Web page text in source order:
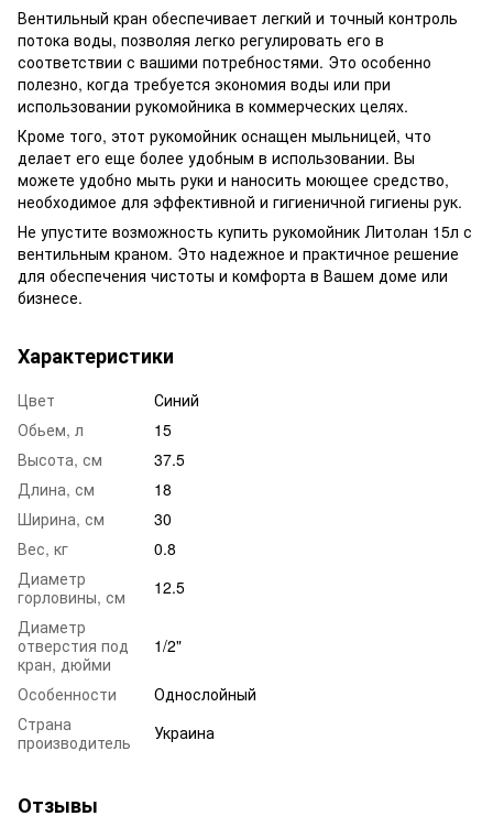
Вентильный кран обеспечивает легкий и точный контроль
потока воды, позволяя легко регулировать его в
соответствии с вашими потребностями. Это особенно
полезно, когда требуется экономия воды или при
использовании рукомойника в коммерческих целях.
Кроме того, этот рукомойник оснащен мыльницей, что
делает его еще более удобным в использовании. Вы
можете удобно мыть руки и наносить моющее средство,
необходимое для эффективной и гигиеничной гигиены рук.
Не упустите возможность купить рукомойник Литолан 15л с
вентильным краном. Это надежное и практичное решение
для обеспечения чистоты и комфорта в Вашем доме или
бизнесе.
Характеристики
Цвет
Синий
Обьем, л
15
Высота, см
37.5
Длина, см
18
Ширина, см
30
Вес, кг
0.8
Диаметр
горловины, см
12.5
Диаметр
отверстия под
кран, дюйми
1/2"
Особенности
Однослойный
Страна
производитель
Украина
Отзывы